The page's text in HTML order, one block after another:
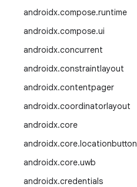
androidx.compose.runtime
androidx.compose.ui
androidx.concurrent
androidx.constraintlayout
androidx.contentpager
androidx.coordinatorlayout
androidx.core
androidx.core.locationbutton
androidx.core.uwb
androidx.credentials